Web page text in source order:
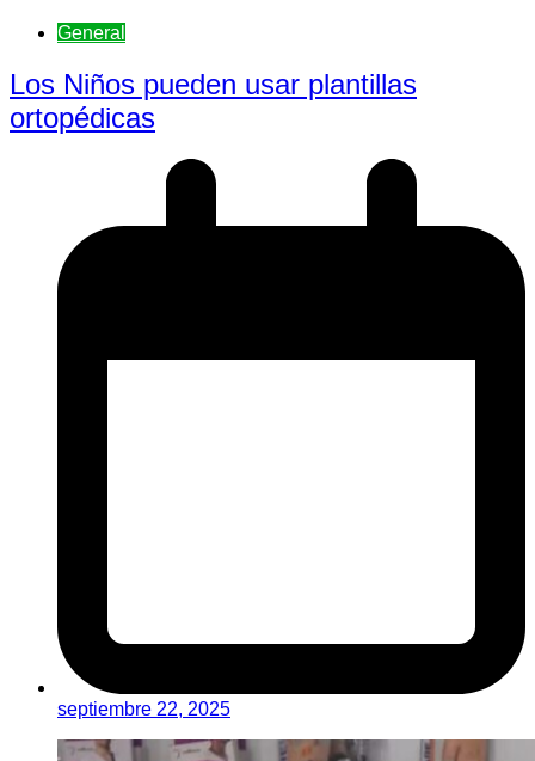
General
Los Niños pueden usar plantillas
ortopédicas
septiembre 22, 2025